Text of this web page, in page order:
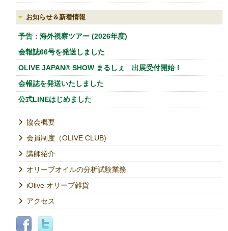
お知らせ＆新着情報
予告：海外視察ツアー (2026年度)
会報誌66号を発送しました
OLIVE JAPAN® SHOW まるしぇ 出展受付開始！
会報誌を発送いたしました
公式LINEはじめました
協会概要
会員制度（OLIVE CLUB)
講師紹介
オリーブオイルの分析試験業務
iOlive オリーブ雑貨
アクセス